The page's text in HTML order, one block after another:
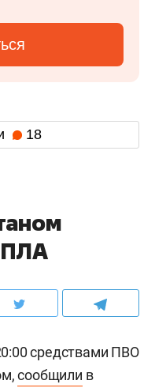
18
средствами ПВО
сообщили в